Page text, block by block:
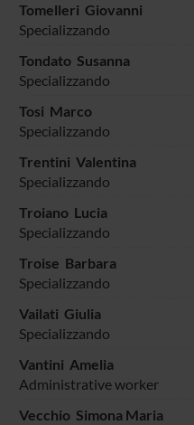
Tomelleri Giovanni
Specializzando
Tondato Susanna
Specializzando
Tosi Marco
Specializzando
Trentini Valentina
Specializzando
Troiano Lucia
Specializzando
Troise Barbara
Specializzando
Vailati Giulia
Specializzando
Vantini Amelia
Administrative worker
Vecchio Simona Maria